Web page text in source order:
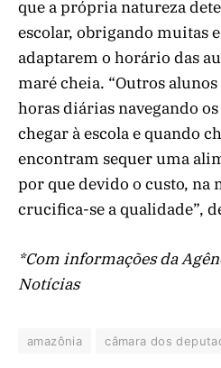
que a própria natureza
escolar, obrigando muitas
adaptarem o horário das
maré cheia. “Outros
horas diárias navegando
chegar à escola e quando
encontram sequer uma
por que devido o custo, na
crucifica-se a qualidade”,
*Com informações da
Notícias
amazônia câmara dos